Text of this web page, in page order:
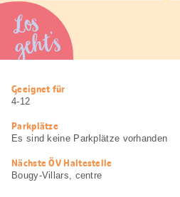
Los
geht’s
Nützliche
Informationen
Geeignet für
4-12
Parkplätze
Es sind keine Parkplätze vorhanden
Nächste ÖV Haltestelle
Bougy-Villars, centre